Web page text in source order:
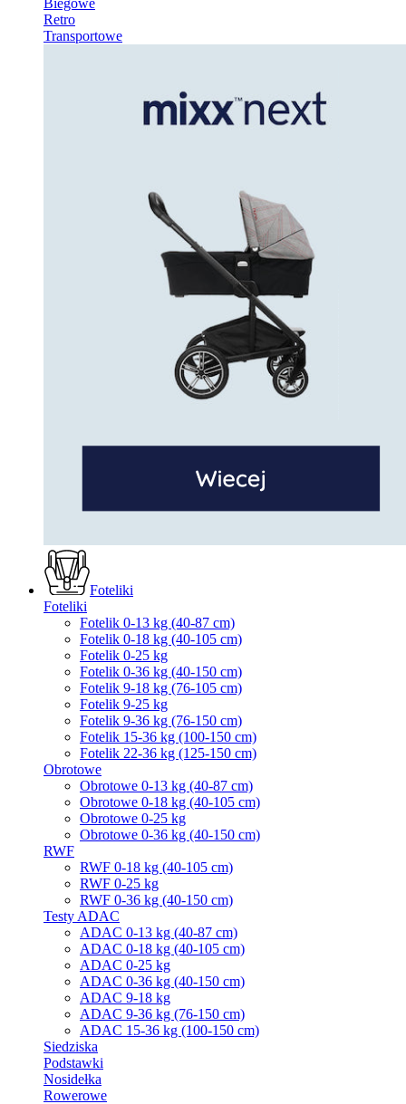
Biegowe
Retro
Transportowe
Foteliki
Foteliki
Fotelik 0-13 kg (40-87 cm)
Fotelik 0-18 kg (40-105 cm)
Fotelik 0-25 kg
Fotelik 0-36 kg (40-150 cm)
Fotelik 9-18 kg (76-105 cm)
Fotelik 9-25 kg
Fotelik 9-36 kg (76-150 cm)
Fotelik 15-36 kg (100-150 cm)
Fotelik 22-36 kg (125-150 cm)
Obrotowe
Obrotowe 0-13 kg (40-87 cm)
Obrotowe 0-18 kg (40-105 cm)
Obrotowe 0-25 kg
Obrotowe 0-36 kg (40-150 cm)
RWF
RWF 0-18 kg (40-105 cm)
RWF 0-25 kg
RWF 0-36 kg (40-150 cm)
Testy ADAC
ADAC 0-13 kg (40-87 cm)
ADAC 0-18 kg (40-105 cm)
ADAC 0-25 kg
ADAC 0-36 kg (40-150 cm)
ADAC 9-18 kg
ADAC 9-36 kg (76-150 cm)
ADAC 15-36 kg (100-150 cm)
Siedziska
Podstawki
Nosidełka
Rowerowe